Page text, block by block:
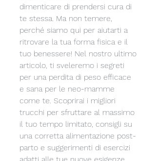
dimenticare di prendersi cura di
te stessa. Ma non temere,
perché siamo qui per aiutarti a
ritrovare la tua forma fisica e il
tuo benessere! Nel nostro ultimo
articolo, ti sveleremo i segreti
per una perdita di peso efficace
e sana per le neo-mamme
come te. Scoprirai i migliori
trucchi per sfruttare al massimo
il tuo tempo limitato, consigli su
una corretta alimentazione post-
parto e suggerimenti di esercizi